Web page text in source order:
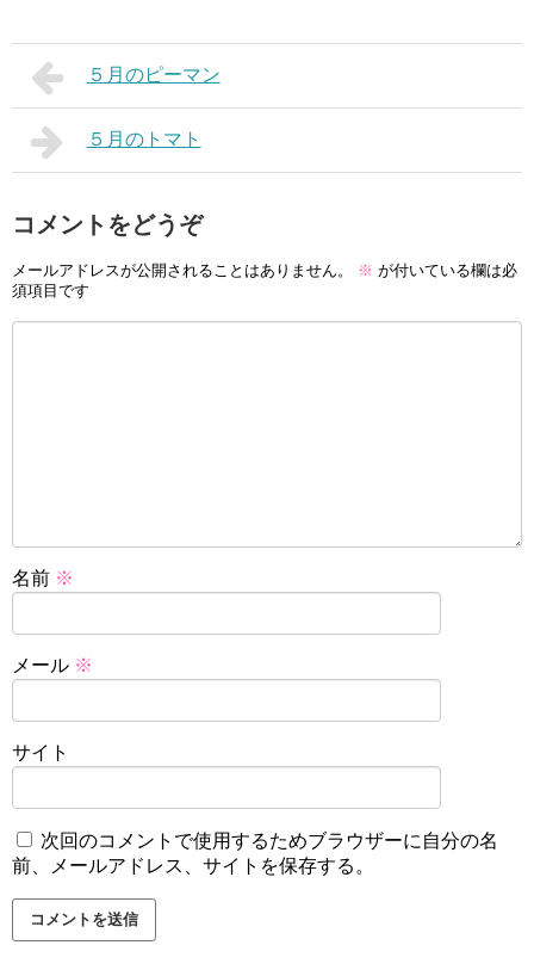
５月のピーマン
５月のトマト
コメントをどうぞ
メールアドレスが公開されることはありません。 ※ が付いている欄は必
須項目です
名前 ※
メール ※
サイト
次回のコメントで使用するためブラウザーに自分の名
前、メールアドレス、サイトを保存する。